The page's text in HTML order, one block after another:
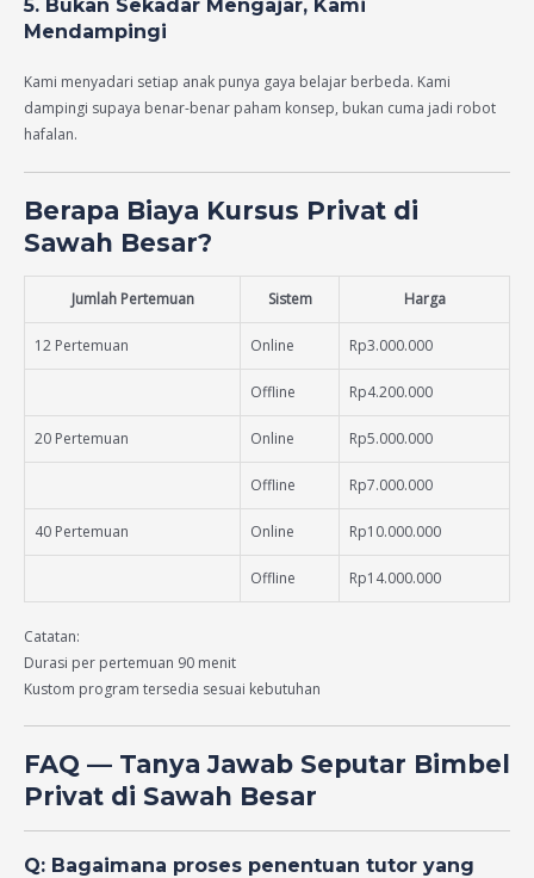
5. Bukan Sekadar Mengajar, Kami
Mendampingi
Kami menyadari setiap anak punya gaya belajar berbeda. Kami
dampingi supaya benar-benar paham konsep, bukan cuma jadi robot
hafalan.
Berapa Biaya Kursus Privat di
Sawah Besar?
Jumlah Pertemuan Sistem Harga
12 Pertemuan Online Rp3.000.000
Offline Rp4.200.000
20 Pertemuan Online Rp5.000.000
Offline Rp7.000.000
40 Pertemuan Online Rp10.000.000
Offline Rp14.000.000
Catatan:
Durasi per pertemuan 90 menit
Kustom program tersedia sesuai kebutuhan
FAQ — Tanya Jawab Seputar Bimbel
Privat di Sawah Besar
Q: Bagaimana proses penentuan tutor yang